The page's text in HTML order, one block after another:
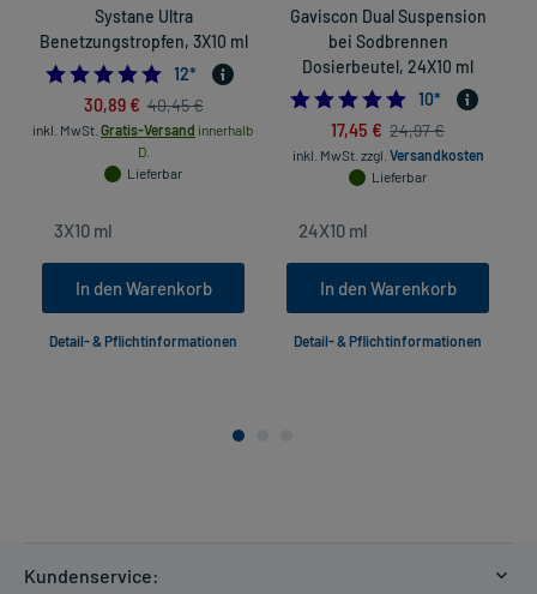
Systane Ultra
Benetzungstropfen, 3X10 ml
5.0
12*
30,89 € 40,45 €
inkl. MwSt. Gratis-Versand innerhalb
D.
Lieferbar
In den Warenkorb
Detail- & Pflichtinformationen
Gaviscon Dual Suspension
bei Sodbrennen
Dosierbeutel, 24X10 ml
5.0
10*
17,45 € 24,97 €
inkl. MwSt. zzgl. Versandkosten
Lieferbar
In den Warenkorb
Detail- & Pflichtinformationen
Kundenservice: